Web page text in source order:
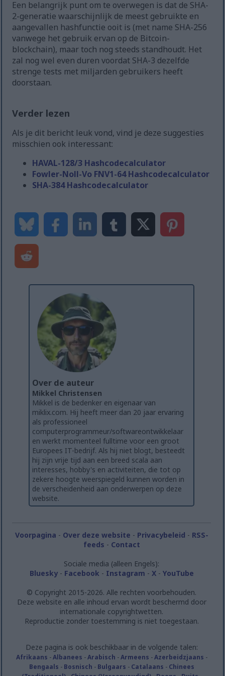
Een belangrijk punt om te overwegen is dat de SHA-
2-generatie waarschijnlijk de meest gebruikte en
aangevallen hashfunctie ooit is (met name SHA-256
vanwege het gebruik ervan op de Bitcoin-
blockchain), maar toch nog steeds standhoudt. Het
zal nog wel even duren voordat SHA-3 dezelfde
strenge tests met miljarden gebruikers heeft
doorstaan.
Verder lezen
Als je dit bericht leuk vond, vind je deze suggesties
misschien ook interessant:
HAVAL-128/3 Hashcodecalculator
Fowler-Noll-Vo FNV1-64 Hashcodecalculator
SHA-384 Hashcodecalculator
Over de auteur
Mikkel Christensen
Mikkel is de bedenker en eigenaar van
miklix.com. Hij heeft meer dan 20 jaar ervaring
als professioneel
computerprogrammeur/softwareontwikkelaar
en werkt momenteel fulltime voor een groot
Europees IT-bedrijf. Als hij niet blogt, besteedt
hij zijn vrije tijd aan een breed scala aan
interesses, hobby's en activiteiten, die tot op
zekere hoogte weerspiegeld kunnen worden in
de verscheidenheid aan onderwerpen op deze
website.
Voorpagina - Over deze website - Privacybeleid - RSS-
feeds - Contact
Sociale media (alleen Engels):
Bluesky- Facebook - Instagram - X- YouTube
© Copyright 2015-2026. Alle rechten voorbehouden.
Deze website en alle inhoud ervan wordt beschermd door
internationale copyrightwetten.
Reproductie zonder toestemming is niet toegestaan.
Deze pagina is ook beschikbaar in de volgende talen:
Afrikaans -Albanees -Arabisch -Armeens -Azerbeidzjaans -
Bengaals - Bosnisch - Bulgaars - Catalaans - Chinees